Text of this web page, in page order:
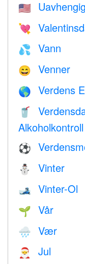
🇺🇸
💘
💦 Vann
😄 Venner
🌎 Verdens
🥤
Alkoholkontroll
⚽
⛄ Vinter
🎿 Vinter-Ol
🌱 Vår
🌧 Vær
🎅 Jul